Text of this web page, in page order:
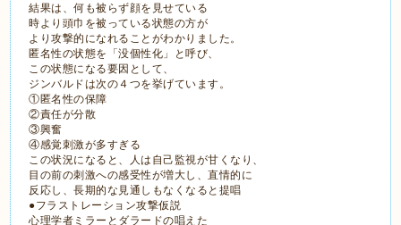
結果は、何も被らず顔を見せている
時より頭巾を被っている状態の方が
より攻撃的になれることがわかりました。
匿名性の状態を「没個性化」と呼び、
この状態になる要因として、
ジンバルドは次の４つを挙げています。
①匿名性の保障
②責任が分散
③興奮
④感覚刺激が多すぎる
この状況になると、人は自己監視が甘くなり、
目の前の刺激への感受性が増大し、直情的に
反応し、長期的な見通しもなくなると提唱
●フラストレーション攻撃仮説
心理学者ミラーとダラードの唱えた